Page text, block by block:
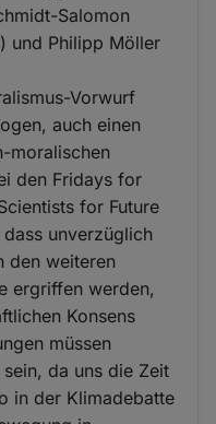
Salomon
und Philipp Möller
Vorwurf
auch einen
moralischen
den Fridays for
for Future
unverzüglich
den weiteren
ergriffen werden,
Konsens
müssen
da uns die Zeit
in der Klimadebatte